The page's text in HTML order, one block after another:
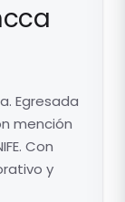
Egresada
mención
Con
y